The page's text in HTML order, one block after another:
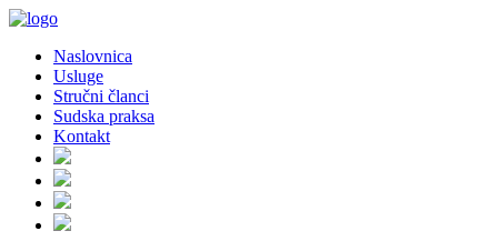
Naslovnica
Usluge
Stručni članci
Sudska praksa
Kontakt